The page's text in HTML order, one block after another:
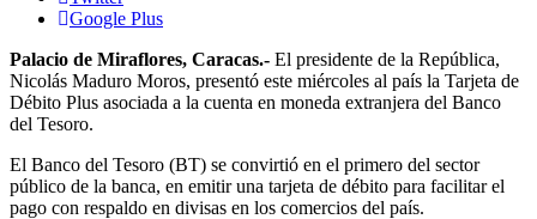
Google Plus
Palacio de Miraflores, Caracas.- El presidente de la República,
Nicolás Maduro Moros, presentó este miércoles al país la Tarjeta de
Débito Plus asociada a la cuenta en moneda extranjera del Banco
del Tesoro.
El Banco del Tesoro (BT) se convirtió en el primero del sector
público de la banca, en emitir una tarjeta de débito para facilitar el
pago con respaldo en divisas en los comercios del país.